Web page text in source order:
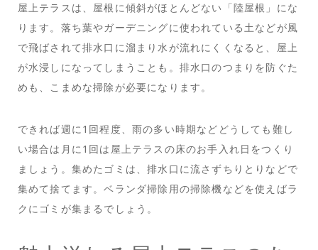
屋上テラスは、屋根に傾斜がほとんどない「陸屋根」にな
ります。落ち葉やガーデニングに使われている土などが風
で飛ばされて排水口に溜まり水が流れにくくなると、屋上
が水浸しになってしまうことも。排水口のつまりを防ぐた
めも、こまめな掃除が必要になります。
できれば週に1回程度、雨の多い時期などどうしても難し
い場合は月に1回は屋上テラスの床のお手入れ日をつくり
ましょう。集めたゴミは、排水口に流さずちりとりなどで
集めて捨てます。ベランダ掃除用の掃除機などを使えばラ
クにゴミが集まるでしょう。